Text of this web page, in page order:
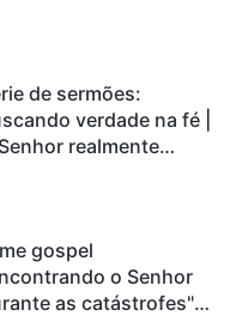
de sermões:
verdade na fé |
realmente
gospel
o Senhor
as catástrofes"